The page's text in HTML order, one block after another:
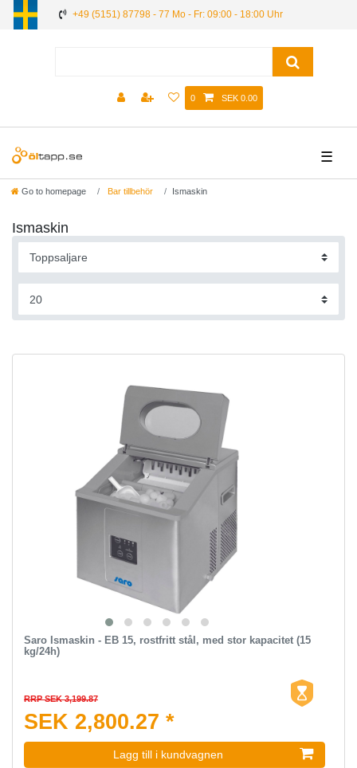
+49 (5151) 87798 - 77 Mo - Fr: 09:00 - 18:00 Uhr
0 SEK 0.00
☰
Go to homepage Bar tillbehör Ismaskin
Ismaskin
Saro Ismaskin - EB 15, rostfritt stål, med stor kapacitet (15
kg/24h)
RRP SEK 3,199.87
SEK 2,800.27 *
Lagg till i kundvagnen